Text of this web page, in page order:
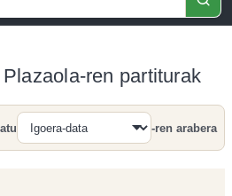
ren partiturak
Bilatu
-ren arabera